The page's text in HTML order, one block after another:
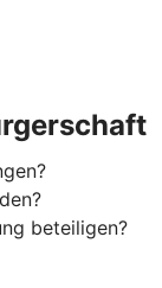
beteiligen?